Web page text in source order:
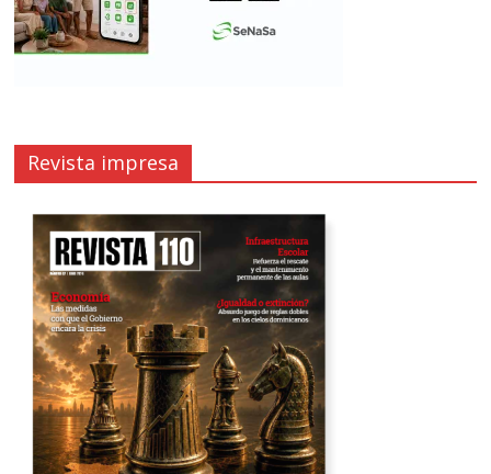
Revista impresa